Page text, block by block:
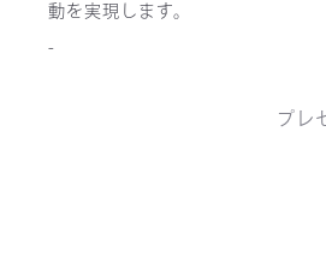
動を実現します。
プレ